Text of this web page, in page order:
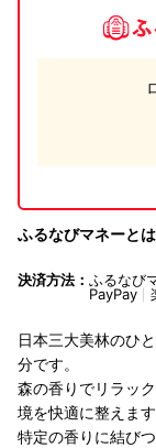
ふるなびマネーとは
決済方法： ふるなび
PayPay
日本三大美林のひ
分です。
森の香りでリラッ
境を快適に整えます
特定の香りに結び